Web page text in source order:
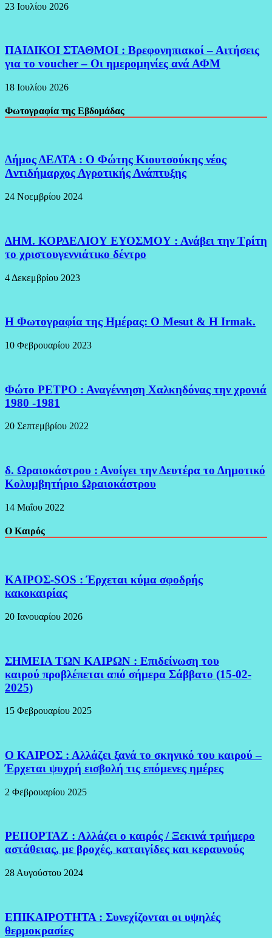
23 Ιουλίου 2026
ΠΑΙΔΙΚΟΙ ΣΤΑΘΜΟΙ : Βρεφονηπιακοί – Αιτήσεις
για το voucher – Οι ημερομηνίες ανά ΑΦΜ
18 Ιουλίου 2026
Φωτογραφία της Εβδομάδας
Δήμος ΔΕΛΤΑ : Ο Φώτης Κιουτσούκης νέος
Aντιδήμαρχος Αγροτικής Ανάπτυξης
24 Νοεμβρίου 2024
ΔΗΜ. ΚΟΡΔΕΛΙΟΥ ΕΥΟΣΜΟΥ : Ανάβει την Τρίτη
το χριστουγεννιάτικο δέντρο
4 Δεκεμβρίου 2023
H Φωτογραφία της Ημέρας: O Mesut & Η Irmak.
10 Φεβρουαρίου 2023
Φώτο ΡΕΤΡΟ : Αναγέννηση Χαλκηδόνας την χρονιά
1980 -1981
20 Σεπτεμβρίου 2022
δ. Ωραιοκάστρου : Ανοίγει την Δευτέρα το Δημοτικό
Κολυμβητήριο Ωραιοκάστρου
14 Μαΐου 2022
Ο Καιρός
ΚΑΙΡΟΣ-SOS : Έρχεται κύμα σφοδρής
κακοκαιρίας
20 Ιανουαρίου 2026
ΣΗΜΕΙΑ ΤΩΝ ΚΑΙΡΩΝ : Επιδείνωση του
καιρού προβλέπεται από σήμερα Σάββατο (15-02-
2025)
15 Φεβρουαρίου 2025
Ο ΚΑΙΡΟΣ : Αλλάζει ξανά το σκηνικό του καιρού –
Έρχεται ψυχρή εισβολή τις επόμενες ημέρες
2 Φεβρουαρίου 2025
ΡΕΠΟΡΤΑΖ : Αλλάζει ο καιρός / Ξεκινά τριήμερο
αστάθειας, με βροχές, καταιγίδες και κεραυνούς
28 Αυγούστου 2024
ΕΠΙΚΑΙΡΟΤΗΤΑ : Συνεχίζονται οι υψηλές
θερμοκρασίες